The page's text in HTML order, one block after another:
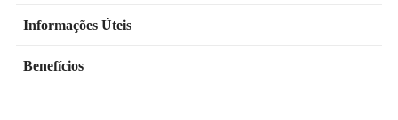
Informações Úteis
Benefícios